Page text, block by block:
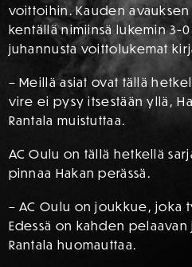
voittoihin. Kauden avauksen
kentällä nimiinsä lukemin 3-
juhannusta voittolukemat
– Meillä asiat ovat tällä
vire ei pysy itsestään yllä,
Rantala muistuttaa.
AC Oulu on tällä hetkellä
pinnaa Hakan perässä.
– AC Oulu on joukkue, joka
Edessä on kahden
Rantala huomauttaa.